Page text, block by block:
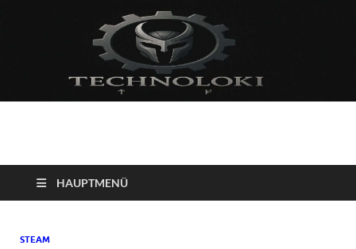
Technoloki: Gaming
und Entertainment
News
Blockbuster, Indie-Perlen und Retro-Klassiker.
HAUPTMENÜ
STEAM